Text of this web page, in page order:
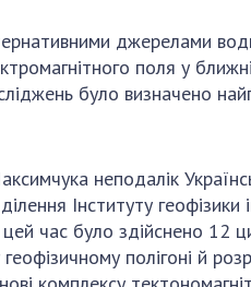
джерелами
поля у
було визначено
неподалік
Інституту
час було здійснено 12
полігоні й